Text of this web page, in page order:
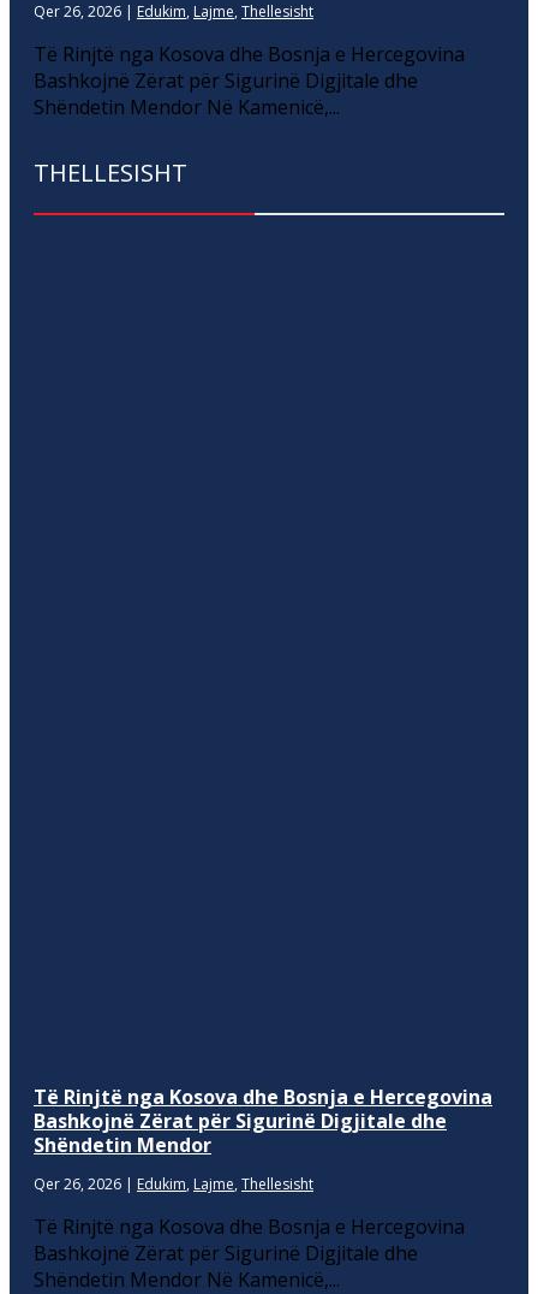
Qer 26, 2026 | Edukim, Lajme, Thellesisht
Të Rinjtë nga Kosova dhe Bosnja e Hercegovina
Bashkojnë Zërat për Sigurinë Digjitale dhe
Shëndetin Mendor Në Kamenicë,...
THELLESISHT
Të Rinjtë nga Kosova dhe Bosnja e Hercegovina
Bashkojnë Zërat për Sigurinë Digjitale dhe
Shëndetin Mendor
Qer 26, 2026 | Edukim, Lajme, Thellesisht
Të Rinjtë nga Kosova dhe Bosnja e Hercegovina
Bashkojnë Zërat për Sigurinë Digjitale dhe
Shëndetin Mendor Në Kamenicë,...